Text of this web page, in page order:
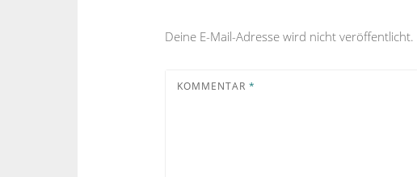
Deine E-Mail-Adresse wird nicht veröffentlicht.
KOMMENTAR *